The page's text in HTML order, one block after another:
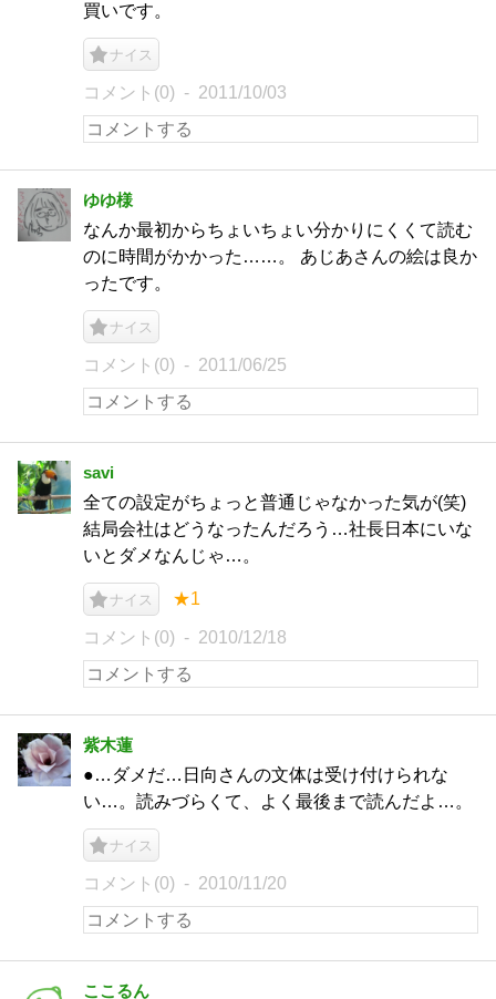
買いです。
ナイス
コメント(0) 2011/10/03
ゆゆ様
なんか最初からちょいちょい分かりにくくて読む
のに時間がかかった……。 あじあさんの絵は良か
ったです。
ナイス
コメント(0) 2011/06/25
savi
全ての設定がちょっと普通じゃなかった気が(笑)
結局会社はどうなったんだろう…社長日本にいな
いとダメなんじゃ…。
ナイス ★1
コメント(0) 2010/12/18
紫木蓮
●…ダメだ…日向さんの文体は受け付けられな
い…。読みづらくて、よく最後まで読んだよ…。
ナイス
コメント(0) 2010/11/20
ここるん